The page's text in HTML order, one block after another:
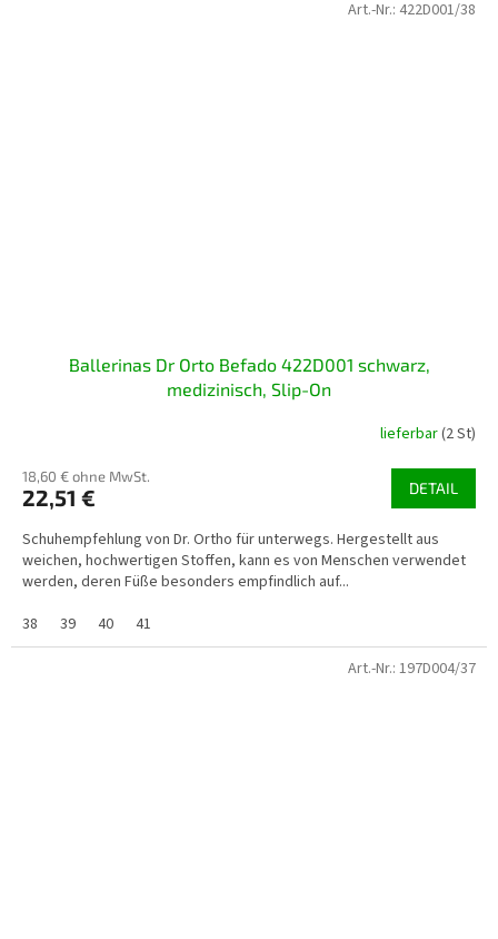
Ballerinas Dr Orto Befado 422D001 schwarz,
medizinisch, Slip-On
lieferbar(2 St)
18,60 € ohne MwSt.
22,51 € DETAIL
Schuhempfehlung von Dr. Ortho für unterwegs. Hergestellt aus
weichen, hochwertigen Stoffen, kann es von Menschen verwendet
werden, deren Füße besonders empfindlich auf...
38
39 40 41
Art.-Nr.: 422D001/38
Art.-Nr.: 197D004/37